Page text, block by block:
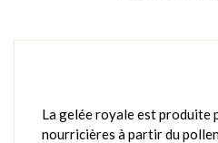
La gelée royale est produite
nourricières à partir du